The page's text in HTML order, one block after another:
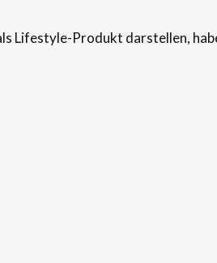
Lifestyle-Produkt darstellen,